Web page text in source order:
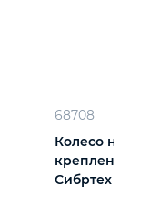
68708
Колесо
крепление платформенное
Сибртех